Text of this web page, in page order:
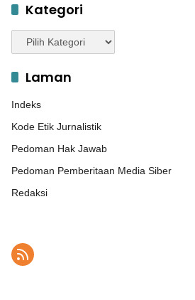
Kategori
Kategori
Laman
Indeks
Kode Etik Jurnalistik
Pedoman Hak Jawab
Pedoman Pemberitaan Media Siber
Redaksi